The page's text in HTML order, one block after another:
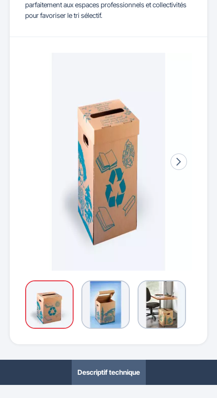
parfaitement aux espaces professionnels et collectivités
pour favoriser le tri sélectif.
Descriptif technique